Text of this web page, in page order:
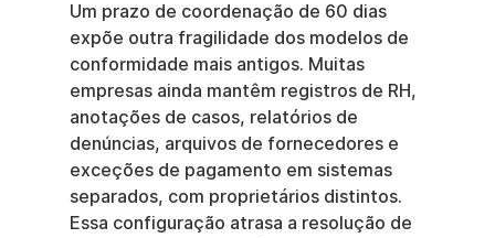
Um prazo de coordenação de 60 dias
expõe outra fragilidade dos modelos de
conformidade mais antigos. Muitas
empresas ainda mantêm registros de RH,
anotações de casos, relatórios de
denúncias, arquivos de fornecedores e
exceções de pagamento em sistemas
separados, com proprietários distintos.
Essa configuração atrasa a resolução de